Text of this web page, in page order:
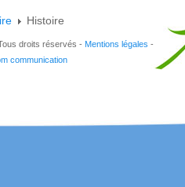
Histoire
droits réservés - Mentions légales -
communication